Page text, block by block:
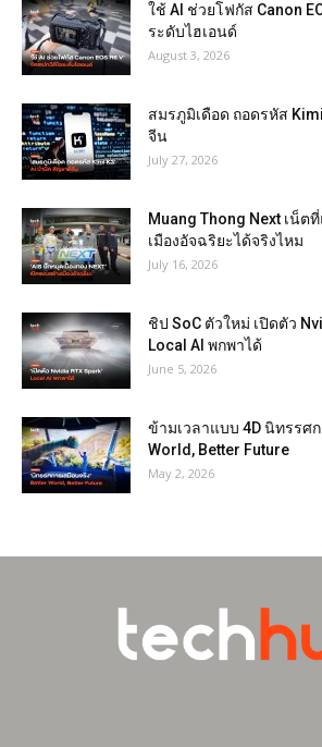
ใช้ AI ช่วยโฟกัส Canon
ระดับไฮเอนด์
August 3, 2026
สมรภูมิเดือด ถอดรหัส
จีน
July 27, 2026
Muang Thong Next เน็ต
เมืองอัจฉริยะได้จริงไหม
July 16, 2026
ชิป SoC ตัวใหม่ เปิดตัว
Local AI พกพาได้
June 5, 2026
ข้ามเวลาแบบ 4D นิทรรศ
World, Better Future
May 2, 2026